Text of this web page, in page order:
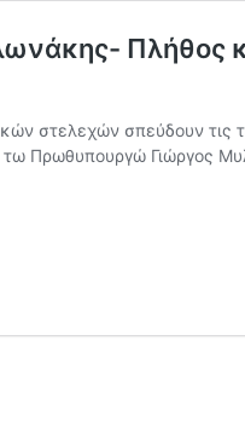
Πλήθος
στελεχών σπεύδουν τις
Πρωθυπουργώ Γιώργος